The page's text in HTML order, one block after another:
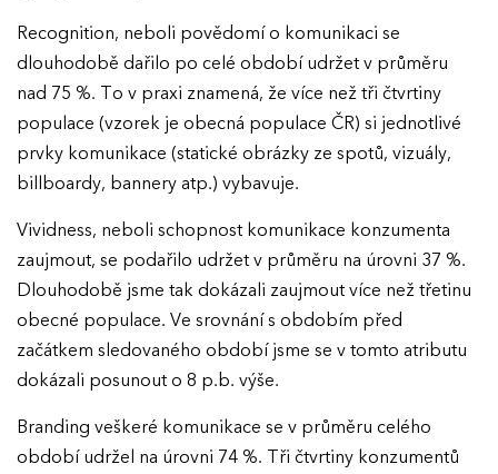
Recognition, neboli povědomí o komunikaci se
dlouhodobě dařilo po celé období udržet v průměru
nad 75 %. To v praxi znamená, že více než tři čtvrtiny
populace (vzorek je obecná populace ČR) si jednotlivé
prvky komunikace (statické obrázky ze spotů, vizuály,
billboardy, bannery atp.) vybavuje.
Vividness, neboli schopnost komunikace konzumenta
zaujmout, se podařilo udržet v průměru na úrovni 37 %.
Dlouhodobě jsme tak dokázali zaujmout více než třetinu
obecné populace. Ve srovnání s obdobím před
začátkem sledovaného období jsme se v tomto atributu
dokázali posunout o 8 p.b. výše.
Branding veškeré komunikace se v průměru celého
období udržel na úrovni 74 %. Tři čtvrtiny konzumentů